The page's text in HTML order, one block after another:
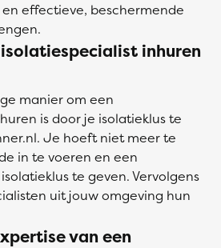
effectieve, beschermende
inhuren
manier om een
is door je isolatieklus te
Je hoeft niet meer te
in te voeren en een
te geven. Vervolgens
uit jouw omgeving hun
van een